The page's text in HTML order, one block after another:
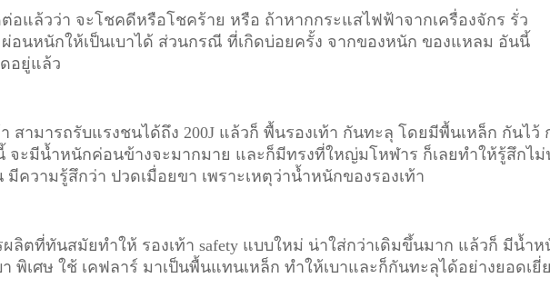
อแล้วว่า จะโชคดีหรือโชคร้าย หรือ ถ้าหากกระแสไฟฟ้าจากเครื่องจักร รั่ว
ผ่อนหนักให้เป็นเบาได้ ส่วนกรณี ที่เกิดบ่อยครั้ง จากของหนัก ของแหลม อันนี้
อยู่แล้ว
สามารถรับแรงชนได้ถึง 200J แล้วก็ พื้นรองเท้า กันทะลุ โดยมีพื้นเหล็ก กันไว้
จะมีน้ำหนักค่อนข้างจะมากมาย และก็มีทรงที่ใหญ่มโหฬาร ก็เลยทำให้รู้สึกไม่
มีความรู้สึกว่า ปวดเมื่อยขา เพราะเหตุว่าน้ำหนักของรองเท้า
ลิตที่ทันสมัยทำให้ รองเท้า safety แบบใหม่ น่าใส่กว่าเดิมขึ้นมาก แล้วก็ มีน้ำห
พิเศษ ใช้ เคฟลาร์ มาเป็นพื้นแทนเหล็ก ทำให้เบาและก็กันทะลุได้อย่างยอดเยี่